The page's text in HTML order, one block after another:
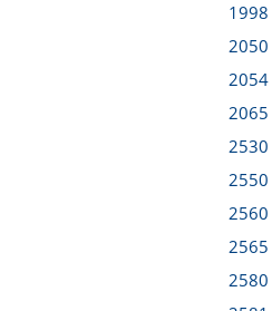
1998
2050
2054
2065
2530
2550
2560
2565
2580